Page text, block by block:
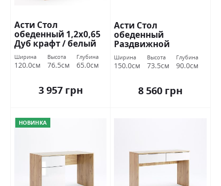
Асти Стол
обеденный 1,2х0,65
Дуб крафт / белый
глянец Миромарк
Ширина
120.0см
Высота
76.5см
Глубина
65.0см
3 957 грн
Асти Стол
обеденный
Раздвижной
трансформер 1,5х0,9
Дуб крафт / белый
глянец Миромарк
Ширина
150.0см
Высота
73.5см
Глубина
90.0см
8 560 грн
НОВИНКА